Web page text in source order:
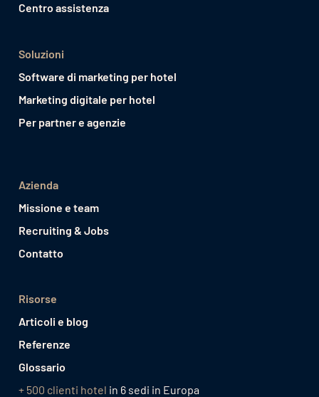
Centro assistenza
Soluzioni
Software di marketing per hotel
Marketing digitale per hotel
Per partner e agenzie
Azienda
Missione e team
Recruiting & Jobs
Contatto
Risorse
Articoli e blog
Referenze
Glossario
+ 500 clienti hotel in 6 sedi in Europa